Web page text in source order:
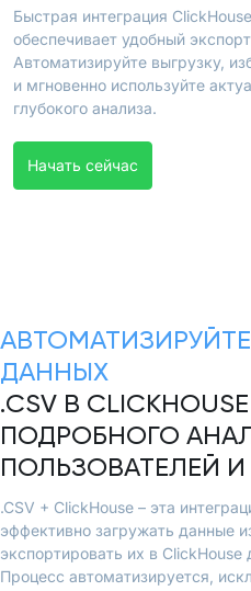
Быстрая интеграция
обеспечивает удобный
Автоматизируйте выгрузку,
и мгновенно используйте
глубокого анализа.
Начать сейчас
ДАННЫХ
.CSV В
ПОДРОБНОГО
ПОЛЬЗОВАТЕЛЕЙ
.CSV + ClickHouse – эта
эффективно загружать данные
экспортировать их в
Процесс автоматизируется,